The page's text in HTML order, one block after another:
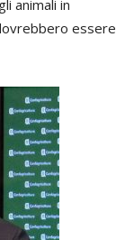
animali in
essere